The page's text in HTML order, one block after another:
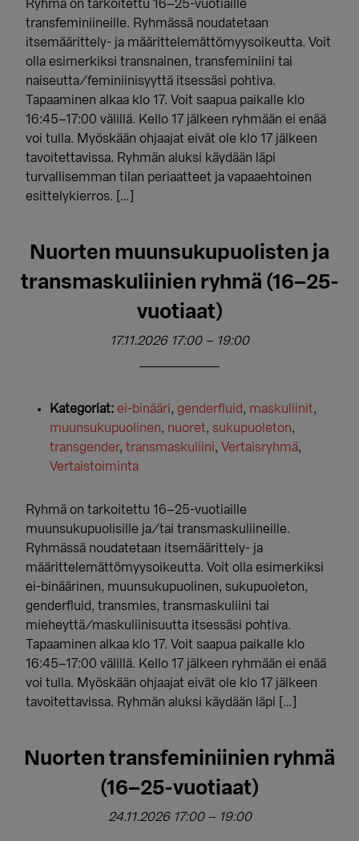
Ryhmä on tarkoitettu 16–25-vuotiaille
transfeminiineille. Ryhmässä noudatetaan
itsemäärittely- ja määrittelemättömyysoikeutta. Voit
olla esimerkiksi transnainen, transfeminiini tai
naiseutta/feminiinisyyttä itsessäsi pohtiva.
Tapaaminen alkaa klo 17. Voit saapua paikalle klo
16:45–17:00 välillä. Kello 17 jälkeen ryhmään ei enää
voi tulla. Myöskään ohjaajat eivät ole klo 17 jälkeen
tavoitettavissa. Ryhmän aluksi käydään läpi
turvallisemman tilan periaatteet ja vapaaehtoinen
esittelykierros. […]
Nuorten muunsukupuolisten ja
transmaskuliinien ryhmä (16–25-
vuotiaat)
17.11.2026 17:00– 19:00
Kategoriat: ei-binääri, genderfluid, maskuliinit,
muunsukupuolinen, nuoret, sukupuoleton,
transgender,transmaskuliini,Vertaisryhmä,
Vertaistoiminta
Ryhmä on tarkoitettu 16–25-vuotiaille
muunsukupuolisille ja/tai transmaskuliineille.
Ryhmässä noudatetaan itsemäärittely- ja
määrittelemättömyysoikeutta. Voit olla esimerkiksi
ei-binäärinen, muunsukupuolinen, sukupuoleton,
genderfluid, transmies, transmaskuliini tai
mieheyttä/maskuliinisuutta itsessäsi pohtiva.
Tapaaminen alkaa klo 17. Voit saapua paikalle klo
16:45–17:00 välillä. Kello 17 jälkeen ryhmään ei enää
voi tulla. Myöskään ohjaajat eivät ole klo 17 jälkeen
tavoitettavissa. Ryhmän aluksi käydään läpi […]
Nuorten transfeminiinien ryhmä
(16–25-vuotiaat)
24.11.2026 17:00– 19:00